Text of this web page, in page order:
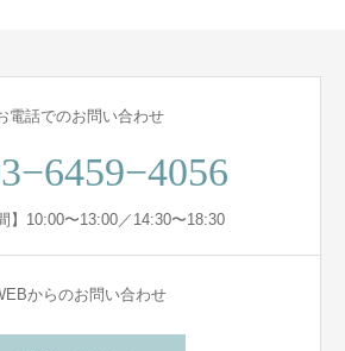
電話でのお問い合わせ
】10:00〜13:00／14:30〜18:30
からのお問い合わせ